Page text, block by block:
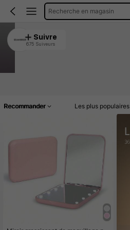
Recherche en magasin
SEAMIRROR
4.92
Suivre
675 Suiveurs
Recommander Les plus populaires